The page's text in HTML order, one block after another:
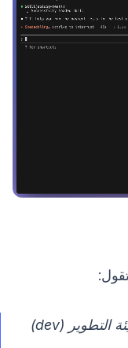
"شغّل اختبارات تسجيل الدخول في بيئة التطوير (dev)